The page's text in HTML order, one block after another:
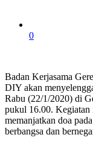
0
Badan Kerjasama
DIY akan
Rabu (22/1/2020) di
pukul 16.00. Kegiatan
memanjatkan doa
berbangsa dan